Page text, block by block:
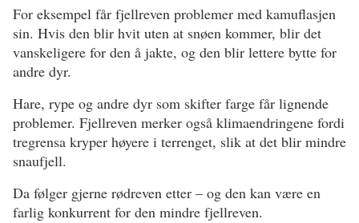
For eksempel får fjellreven problemer med kamuflasjen
sin. Hvis den blir hvit uten at snøen kommer, blir det
vanskeligere for den å jakte, og den blir lettere bytte for
andre dyr.
Hare, rype og andre dyr som skifter farge får lignende
problemer. Fjellreven merker også klimaendringene fordi
tregrensa kryper høyere i terrenget, slik at det blir mindre
snaufjell.
Da følger gjerne rødreven etter – og den kan være en
farlig konkurrent for den mindre fjellreven.